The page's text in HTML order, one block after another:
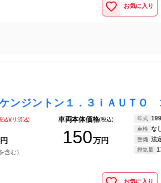
お気に入り
込)(リ済込)
含む）
車両本体価格(税込)
150万円
年式
車検 な
整備 法
排気量